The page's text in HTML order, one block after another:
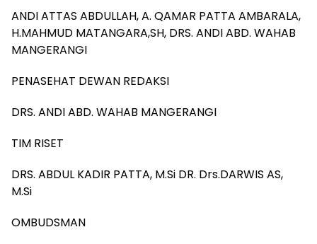
ANDI ATTAS ABDULLAH, A. QAMAR PATTA AMBARALA,
H.MAHMUD MATANGARA,SH, DRS. ANDI ABD. WAHAB
MANGERANGI
PENASEHAT DEWAN REDAKSI
DRS. ANDI ABD. WAHAB MANGERANGI
TIM RISET
DRS. ABDUL KADIR PATTA, M.Si DR. Drs.DARWIS AS,
M.Si
OMBUDSMAN